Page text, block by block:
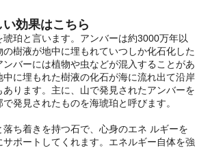
効果はこちら
珀と言います。アンバーは約3000万年以
の樹液が地中に埋もれていつしか化石化した
ンバーには植物や虫などが混入することがあ
中に埋もれた樹液の化石が海に流れ出て沿岸
あります。主に、山で発見されたアンバーを
発見されたものを海琥珀と呼びます。
落ち着きを持つ石で、心身のエネ ルギーを
サポートしてくれます。エネルギー自体を強